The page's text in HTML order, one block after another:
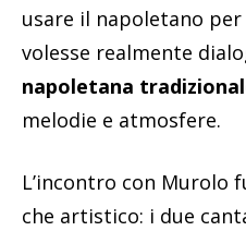
usare il napoletano
volesse realmente
napoletana
melodie e atmosfere.
L’incontro con Murolo
che artistico: i due